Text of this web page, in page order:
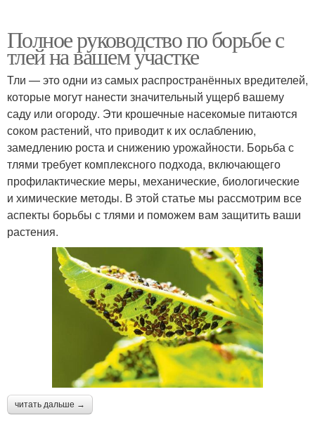
Полное руководство по борьбе с
тлей на вашем участке
Тли — это одни из самых распространённых вредителей,
которые могут нанести значительный ущерб вашему
саду или огороду. Эти крошечные насекомые питаются
соком растений, что приводит к их ослаблению,
замедлению роста и снижению урожайности. Борьба с
тлями требует комплексного подхода, включающего
профилактические меры, механические, биологические
и химические методы. В этой статье мы рассмотрим все
аспекты борьбы с тлями и поможем вам защитить ваши
растения.
читать дальше →